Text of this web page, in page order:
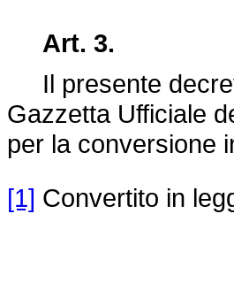
Art. 3.
Il presente
Gazzetta Ufficiale
per la conversione
[1] Convertito in